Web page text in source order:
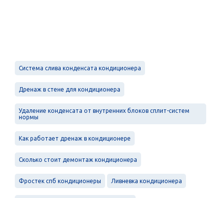
Система слива конденсата кондиционера
Дренаж в стене для кондиционера
Удаление конденсата от внутренних блоков сплит-систем
нормы
Как работает дренаж в кондиционере
Сколько стоит демонтаж кондиционера
Фростек спб кондиционеры Ливневка кондиционера